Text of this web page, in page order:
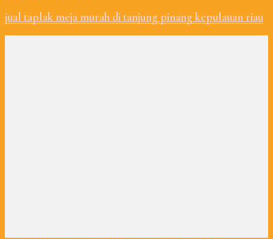
jual taplak meja murah di tanjung pinang kepulauan riau